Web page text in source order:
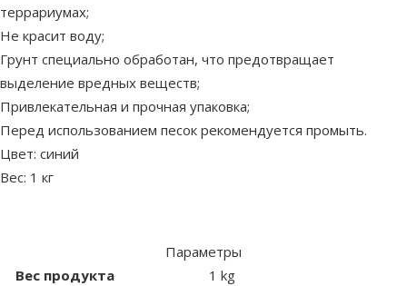
террариумах;
Не красит воду;
Грунт специально обработан, что предотвращает
выделение вредных веществ;
Привлекательная и прочная упаковка;
Перед использованием песок рекомендуется промыть.
Цвет: синий
Вес: 1 кг
Параметры
Вес продукта
1 kg